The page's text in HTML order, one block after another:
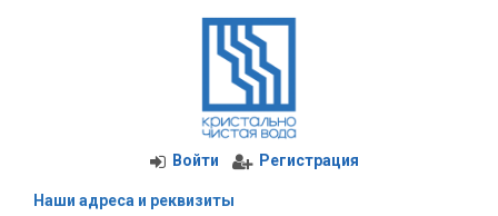
Войти Регистрация
Наши адреса и реквизиты